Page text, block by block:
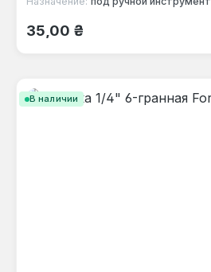
Обычная цена:
35,00 ₴
В наличии